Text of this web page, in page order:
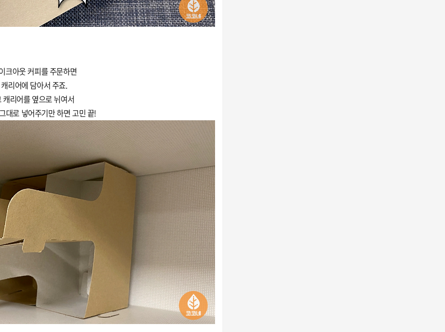
크아웃 커피를 주문하면
캐리어에 담아서 주죠.
캐리어를 옆으로 뉘여서
대로 넣어주기만 하면 고민 끝!